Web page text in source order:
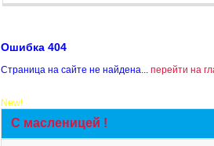
Ошибка 404
Страница на сайте не найдена... перейти на
New!
С масленицей !